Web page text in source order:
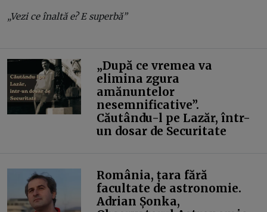
„Vezi ce înaltă e? E superbă”
„După ce vremea va
elimina zgura
amănuntelor
nesemnificative”.
Căutându-l pe Lazăr, într-
un dosar de Securitate
România, țara fără
facultate de astronomie.
Adrian Șonka,